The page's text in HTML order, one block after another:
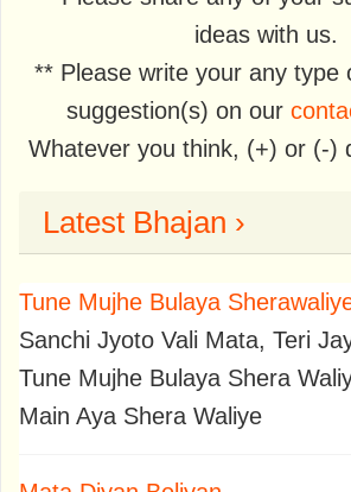
ideas with us.
** Please write your any type
suggestion(s) on our
Whatever you think, (+) or (-)
Latest Bhajan ›
Tune Mujhe Bulaya
Sanchi Jyoto Vali Mata, Teri
Tune Mujhe Bulaya Shera
Main Aya Shera Waliye